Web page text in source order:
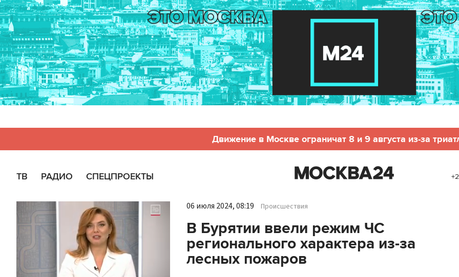
Движение в Москве ограничат 8 и 9 августа из-за
ТВ РАДИО СПЕЦПРОЕКТЫ
06 июля 2024, 08:19 Происшествия
В Бурятии ввели режим ЧС
регионального характера из-за
лесных пожаров